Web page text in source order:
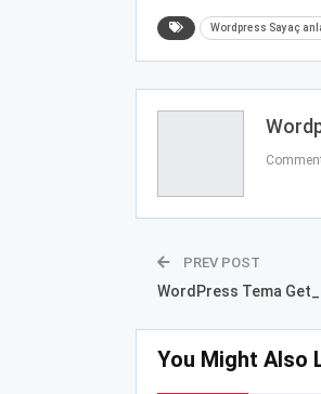
Wordpress Sayaç
PREV POST
WordPress Tema
You Might Also